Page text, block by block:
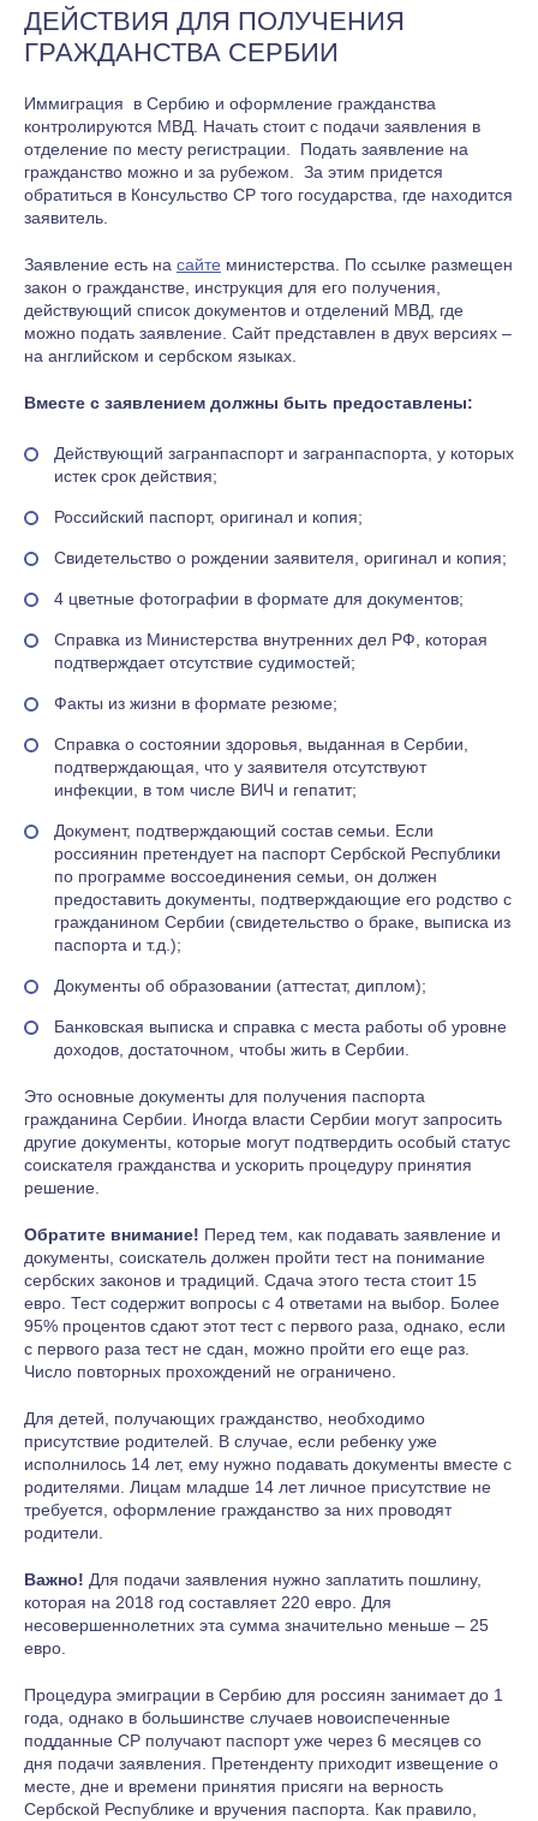
ДЕЙСТВИЯ ДЛЯ ПОЛУЧЕНИЯ
ГРАЖДАНСТВА СЕРБИИ
Иммиграция в Сербию и оформление гражданства
контролируются МВД. Начать стоит с подачи заявления в
отделение по месту регистрации. Подать заявление на
гражданство можно и за рубежом. За этим придется
обратиться в Консульство СР того государства, где находится
заявитель.
Заявление есть на сайте министерства. По ссылке размещен
закон о гражданстве, инструкция для его получения,
действующий список документов и отделений МВД, где
можно подать заявление. Сайт представлен в двух версиях –
на английском и сербском языках.
Вместе с заявлением должны быть предоставлены:
Действующий загранпаспорт и загранпаспорта, у которых
истек срок действия;
Российский паспорт, оригинал и копия;
Свидетельство о рождении заявителя, оригинал и копия;
4 цветные фотографии в формате для документов;
Справка из Министерства внутренних дел РФ, которая
подтверждает отсутствие судимостей;
Факты из жизни в формате резюме;
Справка о состоянии здоровья, выданная в Сербии,
подтверждающая, что у заявителя отсутствуют
инфекции, в том числе ВИЧ и гепатит;
Документ, подтверждающий состав семьи. Если
россиянин претендует на паспорт Сербской Республики
по программе воссоединения семьи, он должен
предоставить документы, подтверждающие его родство с
гражданином Сербии (свидетельство о браке, выписка из
паспорта и т.д.);
Документы об образовании (аттестат, диплом);
Банковская выписка и справка с места работы об уровне
доходов, достаточном, чтобы жить в Сербии.
Это основные документы для получения паспорта
гражданина Сербии. Иногда власти Сербии могут запросить
другие документы, которые могут подтвердить особый статус
соискателя гражданства и ускорить процедуру принятия
решение.
Обратите внимание! Перед тем, как подавать заявление и
документы, соискатель должен пройти тест на понимание
сербских законов и традиций. Сдача этого теста стоит 15
евро. Тест содержит вопросы с 4 ответами на выбор. Более
95% процентов сдают этот тест с первого раза, однако, если
с первого раза тест не сдан, можно пройти его еще раз.
Число повторных прохождений не ограничено.
Для детей, получающих гражданство, необходимо
присутствие родителей. В случае, если ребенку уже
исполнилось 14 лет, ему нужно подавать документы вместе с
родителями. Лицам младше 14 лет личное присутствие не
требуется, оформление гражданство за них проводят
родители.
Важно! Для подачи заявления нужно заплатить пошлину,
которая на 2018 год составляет 220 евро. Для
несовершеннолетних эта сумма значительно меньше – 25
евро.
Процедура эмиграции в Сербию для россиян занимает до 1
года, однако в большинстве случаев новоиспеченные
подданные СР получают паспорт уже через 6 месяцев со
дня подачи заявления. Претенденту приходит извещение о
месте, дне и времени принятия присяги на верность
Сербской Республике и вручения паспорта. Как правило,